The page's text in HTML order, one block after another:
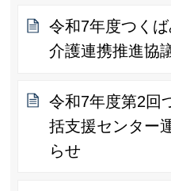
令和7年度つく
介護連携推進協
令和7年度第2回
括支援センター
らせ